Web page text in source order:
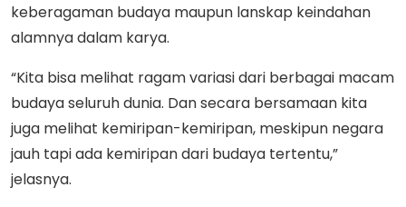
keberagaman budaya maupun lanskap keindahan
alamnya dalam karya.
“Kita bisa melihat ragam variasi dari berbagai macam
budaya seluruh dunia. Dan secara bersamaan kita
juga melihat kemiripan-kemiripan, meskipun negara
jauh tapi ada kemiripan dari budaya tertentu,”
jelasnya.